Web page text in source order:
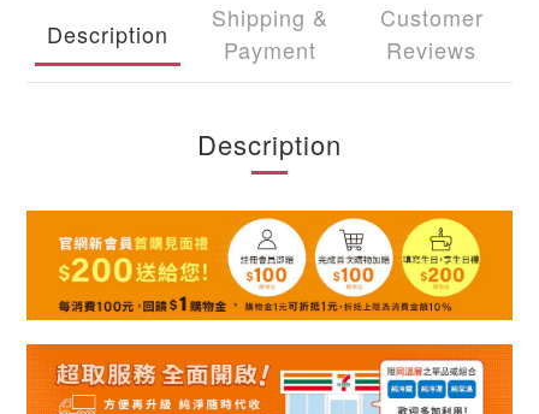
Description
Shipping &
Payment
Customer
Reviews
Description